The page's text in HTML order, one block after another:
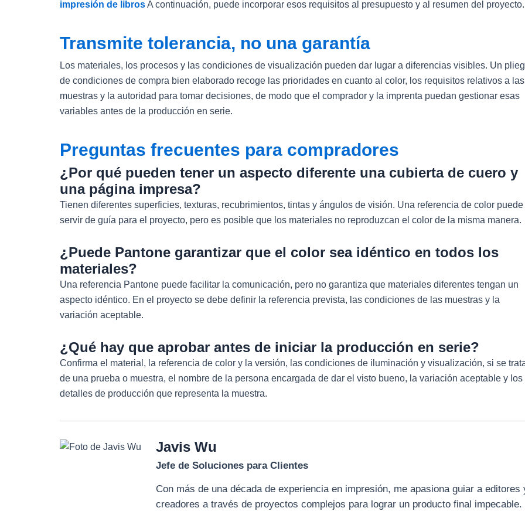
impresión de librosA continuación, puede incorporar esos requisitos al presupuesto y al resumen del proyecto.
Transmite tolerancia, no una garantía
Los materiales, los procesos y las condiciones de visualización pueden dar lugar a diferencias visibles. Un
de condiciones de compra bien elaborado recoge las prioridades en cuanto al color, los requisitos relativos a las
muestras y la autoridad para tomar decisiones, de modo que el comprador y la imprenta puedan gestionar esas
variables antes de la producción en serie.
Preguntas frecuentes para compradores
¿Por qué pueden tener un aspecto diferente una cubierta de cuero y
una página impresa?
Tienen diferentes superficies, texturas, recubrimientos, tintas y ángulos de visión. Una referencia de color puede
servir de guía para el proyecto, pero es posible que los materiales no reproduzcan el color de la misma manera.
¿Puede Pantone garantizar que el color sea idéntico en todos los
materiales?
Una referencia Pantone puede facilitar la comunicación, pero no garantiza que materiales diferentes tengan un
aspecto idéntico. En el proyecto se debe definir la referencia prevista, las condiciones de las muestras y la
variación aceptable.
¿Qué hay que aprobar antes de iniciar la producción en serie?
Confirma el material, la referencia de color y la versión, las condiciones de iluminación y visualización, si se
de una prueba o muestra, el nombre de la persona encargada de dar el visto bueno, la variación aceptable y los
detalles de producción que representa la muestra.
Javis Wu
Jefe de Soluciones para Clientes
Con más de una década de experiencia en impresión, me apasiona guiar a editores
creadores a través de proyectos complejos para lograr un producto final impecable.